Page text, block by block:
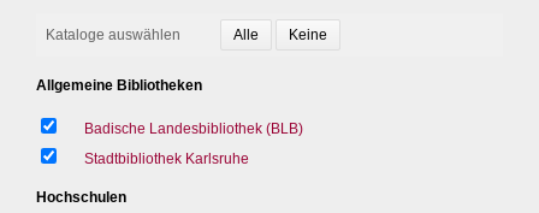
Kataloge auswählen
Allgemeine Bibliotheken
Badische Landesbibliothek (BLB)
Stadtbibliothek Karlsruhe
Hochschulen